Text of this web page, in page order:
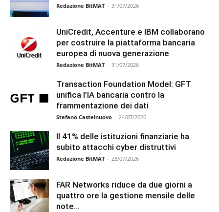
Redazione BitMAT - 31/07/2026
UniCredit, Accenture e IBM collaborano
per costruire la piattaforma bancaria
europea di nuova generazione
Redazione BitMAT - 31/07/2026
Transaction Foundation Model: GFT
unifica l’IA bancaria contro la
frammentazione dei dati
Stefano Castelnuovo - 24/07/2026
Il 41% delle istituzioni finanziarie ha
subito attacchi cyber distruttivi
Redazione BitMAT - 23/07/2026
FAR Networks riduce da due giorni a
quattro ore la gestione mensile delle
note...